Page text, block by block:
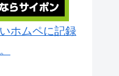
ホムペに記録